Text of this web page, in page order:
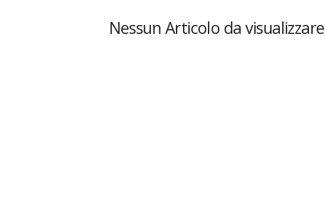
t
Nessun Articolo da visualizzare